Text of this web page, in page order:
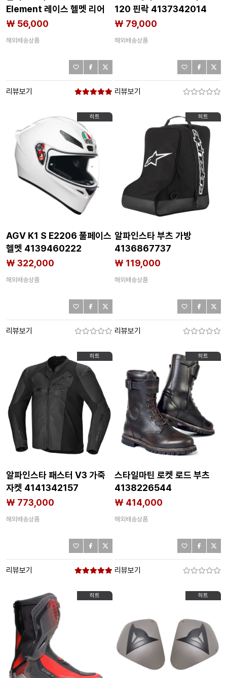
Element 레이스 헬멧 리어
스포일러 4140721956
₩ 56,000
해외배송상품
리뷰보기
120 핀락 4137342014
₩ 79,000
해외배송상품
리뷰보기
히트
AGV K1 S E2206 풀페이스
헬멧 4139460222
₩ 322,000
해외배송상품
리뷰보기
히트
알파인스타 부츠 가방
4136867737
₩ 119,000
해외배송상품
리뷰보기
히트
알파인스타 패스터 V3 가죽
자켓 4141342157
₩ 773,000
해외배송상품
리뷰보기
히트
스타일마틴 로켓 로드 부츠
4138226544
₩ 414,000
해외배송상품
리뷰보기
히트 히트